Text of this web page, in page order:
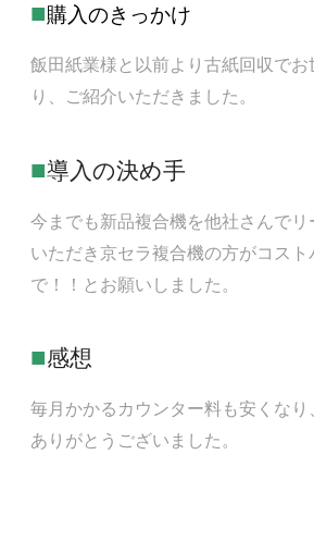
■購入のきっかけ
飯田紙業様と以前より古紙回収で
り、ご紹介いただきました。
■導入の決め手
今までも新品複合機を他社さんで
いただき京セラ複合機の方がコス
で！！とお願いしました。
■感想
毎月かかるカウンター料も安くな
ありがとうございました。